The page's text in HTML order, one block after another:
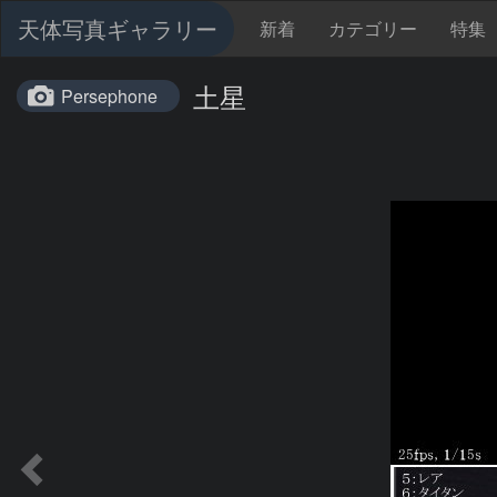
天体写真ギャラリー 新着 カテゴリー 特集
Persephone 土星